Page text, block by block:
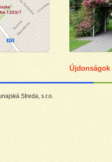
Újdonságok
Streda, s.r.o.